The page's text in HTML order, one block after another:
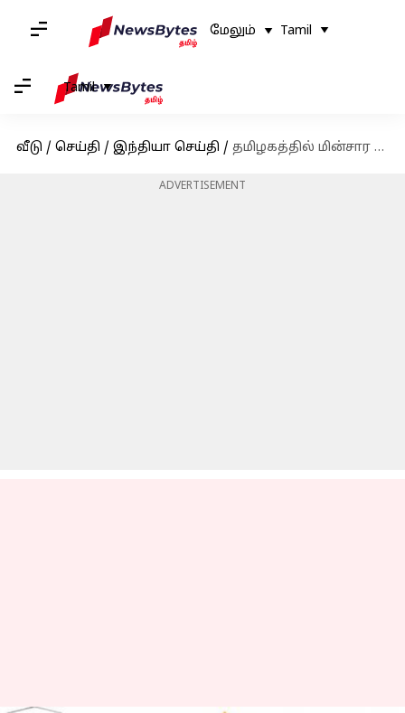
மேலும் Tamil
Tamil
வீடு / செய்தி / இந்தியா செய்தி / தமிழகத்தில் மின்சார இணைப்புடன் ஆதார் எண்ணை இணைக்க அவகாசம் நீட்டிப்பு - தமிழக அரசு
ADVERTISEMENT